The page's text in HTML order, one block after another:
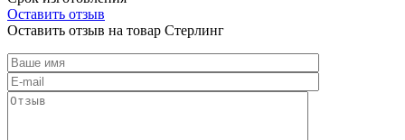
Оставить отзыв
Оставить отзыв на товар Стерлинг